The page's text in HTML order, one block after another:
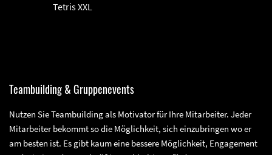
Tetris XXL
Teambuilding & Gruppenevents
Nutzen Sie Teambuilding als Motivator für Ihre Mitarbeiter. Jeder
Mitarbeiter bekommt so die Möglichkeit, sich einzubringen wo er
am besten ist. Es gibt kaum eine bessere Möglichkeit, Engagement